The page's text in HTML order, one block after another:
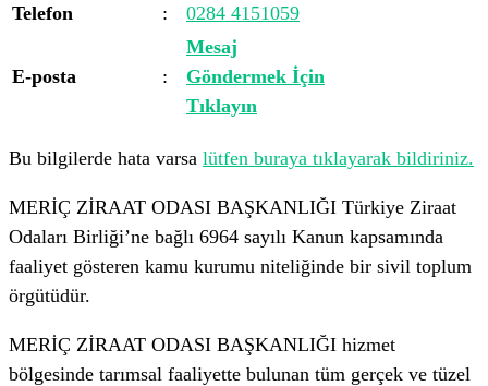
Telefon
: 0284 4151059
E-posta :
Mesaj
Göndermek İçin
Tıklayın
Bu bilgilerde hata varsa lütfen buraya tıklayarak bildiriniz.
MERİÇ ZİRAAT ODASI BAŞKANLIĞI Türkiye Ziraat
Odaları Birliği’ne bağlı 6964 sayılı Kanun kapsamında
faaliyet gösteren kamu kurumu niteliğinde bir sivil toplum
örgütüdür.
MERİÇ ZİRAAT ODASI BAŞKANLIĞI hizmet
bölgesinde tarımsal faaliyette bulunan tüm gerçek ve tüzel